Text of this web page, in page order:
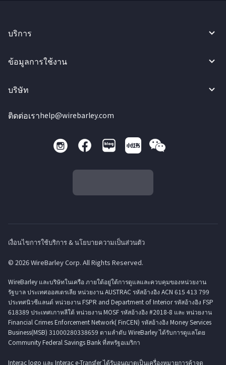
บริการ
ข้อมูลการใช้งาน
บริษัท
ติดต่อเราhelp@wirebarley.com
เงื่อนไขการใช้บริการ & นโยบายความเป็นส่วนตัว
© 2026 WireBarley Corp. All Rights Reserved.
WireBarley และบริษัทในเครือ ภายใต้อยู่ใต้การดูแลและควบคุมของหน่วยงาน
รัฐบาล ประเทศออสเตรเลีย หน่วยงาน AUSTRAC รหัสอ้างอิง ACN 615 413 799
ประทศนิวซีแลนด์ หน่วยงาน FSPR and Department of Interior รหัสอ้างอิง FSP
618389 ประเทศเกาหลีใต้ หน่วยงาน MOSF รหัสอ้างอิง #2018-8 และ หน่วยงาน
Financial Crimes Enforcement Network( FinCEN) รหัสอ้างอิง Money Services
Business(MSB) 31000280338659 ตามลำดับ WireBarley ได้รับการดูแลโดย
Community Federal Savings Bank ที่สหรัฐอเมริกา
Interac logo และ Interac e-Transfer ได้รับอนุญาตเป็นเครื่องหมายการค้าจด